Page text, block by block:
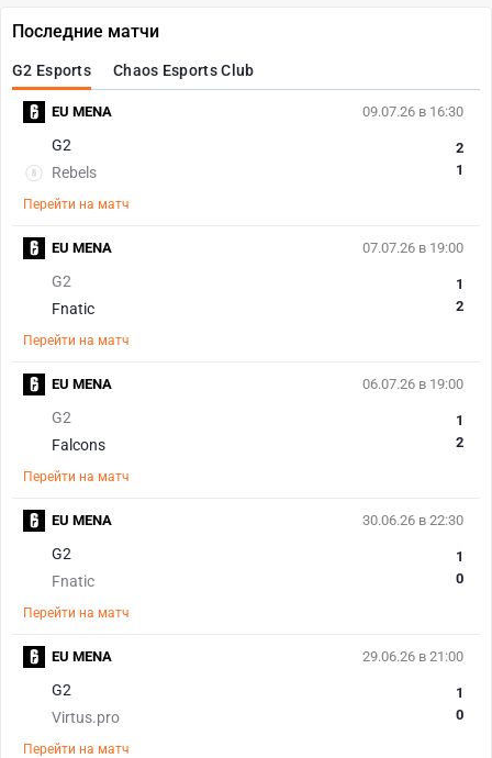
Последние матчи
G2 Esports Chaos Esports Club
09.07.26 в 16:30
G2
Rebels
2
1
Перейти на матч
EU MENA
07.07.26 в 19:00
G2
Fnatic
1
2
Перейти на матч
EU MENA
06.07.26 в 19:00
G2
Falcons
1
2
Перейти на матч
EU MENA
30.06.26 в 22:30
G2
Fnatic
1
0
Перейти на матч
EU MENA
29.06.26 в 21:00
G2
Virtus.pro
1
0
Перейти на матч
EU MENA